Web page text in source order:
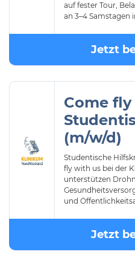
auf fester Tour,
an 3–4 Samstagen
Jetzt
Come
(m/w/d)
Studentische
fly with us bei der
unterstützen
und
Jetzt